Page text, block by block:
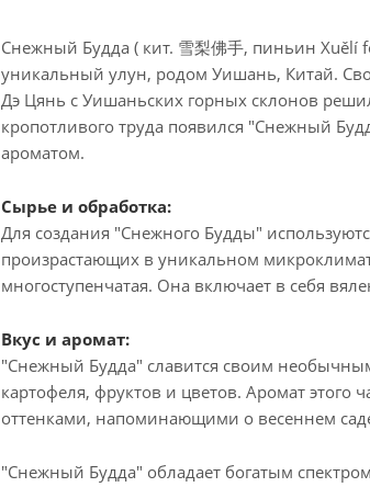
Снежный Будда ( кит. 雪梨佛手, пиньин Xuělí
уникальный улун, родом Уишань, Китай.
Дэ Цянь с Уишаньских горных склонов
кропотливого труда появился "Снежный
ароматом.
Сырье и обработка:
Для создания "Снежного Будды"
произрастающих в уникальном
многоступенчатая. Она включает в себя
Вкус и аромат:
"Снежный Будда" славится своим
картофеля, фруктов и цветов. Аромат
оттенками, напоминающими о весеннем
"Снежный Будда" обладает богатым